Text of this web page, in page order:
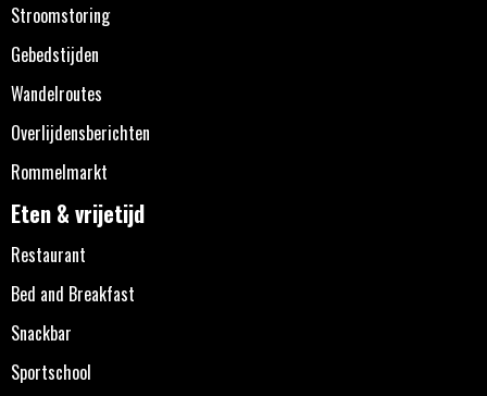
Stroomstoring
Gebedstijden
Wandelroutes
Overlijdensberichten
Rommelmarkt
Eten & vrijetijd
Restaurant
Bed and Breakfast
Snackbar
Sportschool